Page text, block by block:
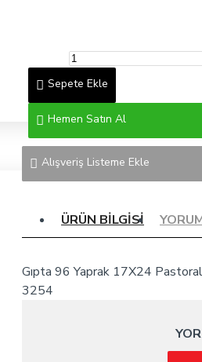
Sepete Ekle
Hemen Satın Al
Alışveriş Listeme Ekle
ÜRÜN BILGISI
Gıpta 96 Yaprak 17X24
3254